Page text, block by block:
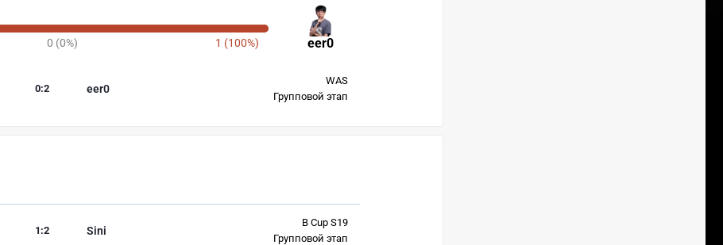
eer0
0 (0%) 1 (100%)
eer0
0:2
WAS
Групповой этап
Sini
1 :2
B Cup S19
Групповой этап